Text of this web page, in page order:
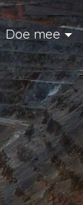
Doe mee